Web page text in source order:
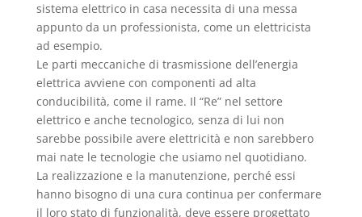
sistema elettrico in casa necessita di una messa
appunto da un professionista, come un elettricista
ad esempio.
Le parti meccaniche di trasmissione dell’energia
elettrica avviene con componenti ad alta
conducibilità, come il rame. Il “Re” nel settore
elettrico e anche tecnologico, senza di lui non
sarebbe possibile avere elettricità e non sarebbero
mai nate le tecnologie che usiamo nel quotidiano.
La realizzazione e la manutenzione, perché essi
hanno bisogno di una cura continua per confermare
il loro stato di funzionalità, deve essere progettato